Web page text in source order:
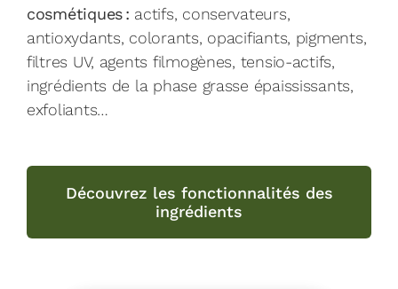
cosmétiques : actifs, conservateurs,
antioxydants, colorants, opacifiants, pigments,
filtres UV, agents filmogènes, tensio-actifs,
ingrédients de la phase grasse épaississants,
exfoliants…
Découvrez les fonctionnalités des
ingrédients